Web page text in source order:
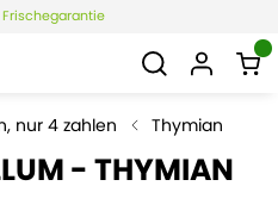
Frischegarantie
nur 4 zahlen Thymian
- THYMIAN